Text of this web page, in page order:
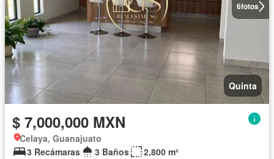
6fotos
Quinta
$ 7,000,000 MXN
Celaya, Guanajuato
3 Recámaras
3 Baños
2,800 m²